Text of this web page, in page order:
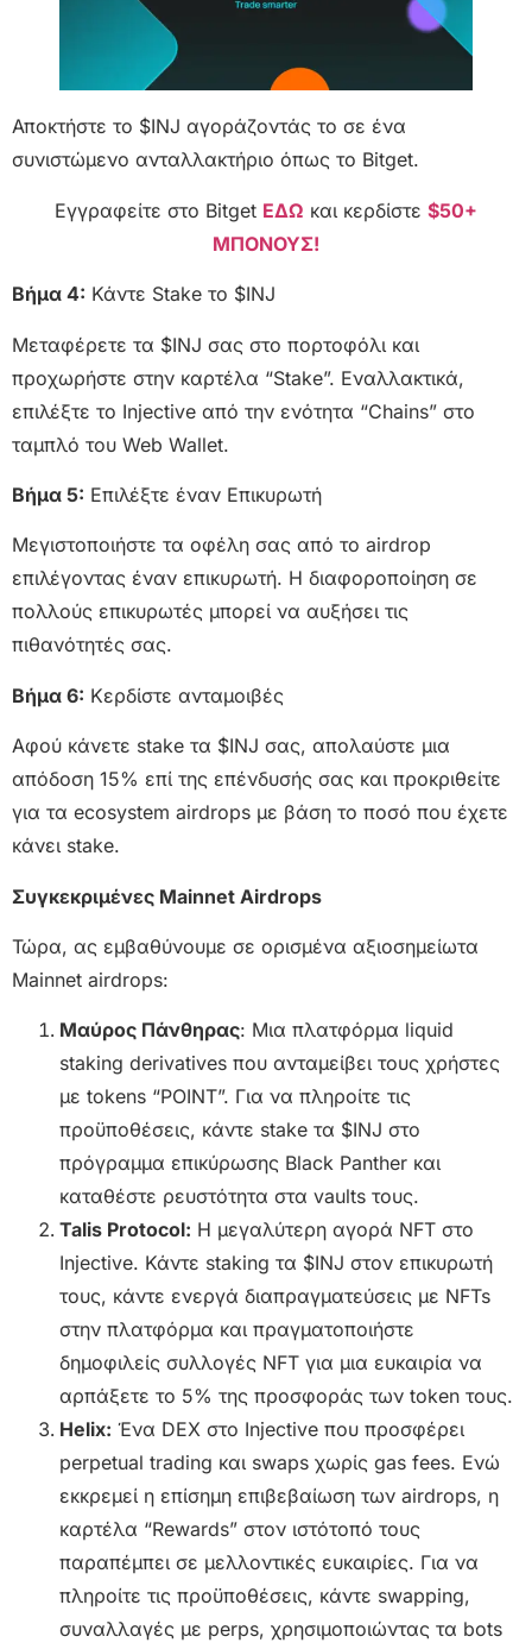
Αποκτήστε το $INJ αγοράζοντάς το σε ένα
συνιστώμενο ανταλλακτήριο όπως το Bitget.
Εγγραφείτε στο Bitget ΕΔΩ και κερδίστε $50+
ΜΠΟΝΟΥΣ!
Βήμα 4: Κάντε Stake το $INJ
Μεταφέρετε τα $INJ σας στο πορτοφόλι και
προχωρήστε στην καρτέλα “Stake”. Εναλλακτικά,
επιλέξτε το Injective από την ενότητα “Chains” στο
ταμπλό του Web Wallet.
Βήμα 5: Επιλέξτε έναν Eπικυρωτή
Μεγιστοποιήστε τα οφέλη σας από το airdrop
επιλέγοντας έναν επικυρωτή. Η διαφοροποίηση σε
πολλούς επικυρωτές μπορεί να αυξήσει τις
πιθανότητές σας.
Βήμα 6: Κερδίστε ανταμοιβές
Αφού κάνετε stake τα $INJ σας, απολαύστε μια
απόδοση 15% επί της επένδυσής σας και προκριθείτε
για τα ecosystem airdrops με βάση το ποσό που έχετε
κάνει stake.
Συγκεκριμένες Mainnet Airdrops
Τώρα, ας εμβαθύνουμε σε ορισμένα αξιοσημείωτα
Mainnet airdrops:
Μαύρος Πάνθηρας: Μια πλατφόρμα liquid
staking derivatives που ανταμείβει τους χρήστες
με tokens “POINT”. Για να πληροίτε τις
προϋποθέσεις, κάντε stake τα $INJ στο
πρόγραμμα επικύρωσης Black Panther και
καταθέστε ρευστότητα στα vaults τους.
Talis Protocol: Η μεγαλύτερη αγορά NFT στο
Injective. Κάντε staking τα $INJ στον επικυρωτή
τους, κάντε ενεργά διαπραγματεύσεις με NFTs
στην πλατφόρμα και πραγματοποιήστε
δημοφιλείς συλλογές NFT για μια ευκαιρία να
αρπάξετε το 5% της προσφοράς των token τους.
Helix: Ένα DEX στο Injective που προσφέρει
perpetual trading και swaps χωρίς gas fees. Ενώ
εκκρεμεί η επίσημη επιβεβαίωση των airdrops, η
καρτέλα “Rewards” στον ιστότοπό τους
παραπέμπει σε μελλοντικές ευκαιρίες. Για να
πληροίτε τις προϋποθέσεις, κάντε swapping,
συναλλαγές με perps, χρησιμοποιώντας τα bots